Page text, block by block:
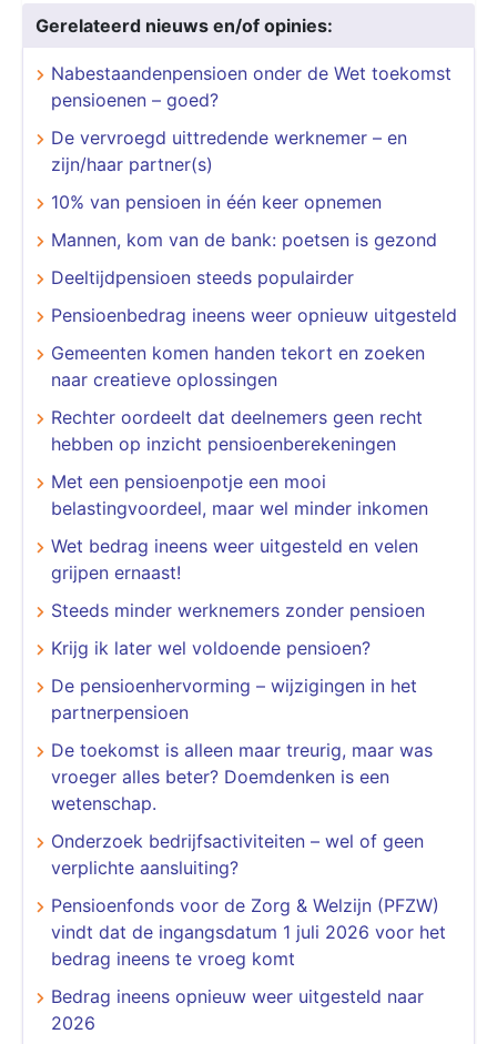
Gerelateerd nieuws en/of opinies:
Nabestaandenpensioen onder de Wet toekomst
pensioenen – goed?
De vervroegd uittredende werknemer – en
zijn/haar partner(s)
10% van pensioen in één keer opnemen
Mannen, kom van de bank: poetsen is gezond
Deeltijdpensioen steeds populairder
Pensioenbedrag ineens weer opnieuw uitgesteld
Gemeenten komen handen tekort en zoeken
naar creatieve oplossingen
Rechter oordeelt dat deelnemers geen recht
hebben op inzicht pensioenberekeningen
Met een pensioenpotje een mooi
belastingvoordeel, maar wel minder inkomen
Wet bedrag ineens weer uitgesteld en velen
grijpen ernaast!
Steeds minder werknemers zonder pensioen
Krijg ik later wel voldoende pensioen?
De pensioenhervorming – wijzigingen in het
partnerpensioen
De toekomst is alleen maar treurig, maar was
vroeger alles beter? Doemdenken is een
wetenschap.
Onderzoek bedrijfsactiviteiten – wel of geen
verplichte aansluiting?
Pensioenfonds voor de Zorg & Welzijn (PFZW)
vindt dat de ingangsdatum 1 juli 2026 voor het
bedrag ineens te vroeg komt
Bedrag ineens opnieuw weer uitgesteld naar
2026